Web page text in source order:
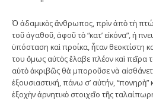
Ὁ ἀδαμικὸς ἄνθρωπος, πρὶν ἀπὸ τὴ
τοῦ ἀγαθοῦ, ἀφοῦ τὸ “κατ’ εἰκόνα”, ἡ
ὑπόσταση καὶ προίκα, ἦταν θεοκτίστη
του ὅμως αὐτὸς ἔλαβε πλέον καὶ πεῖρα
αὐτὸ ἀκριβῶς θὰ μποροῦσε νὰ
ἐξουσιαστική, πάνω σ’ αὐτήν, “πονηρὴ”
ἐξοχὴν ἀρνητικὸ στοιχεῖο τῆς